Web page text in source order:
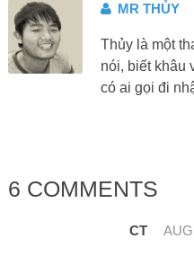
MR THỦY
Thủy là một
nói, biết khâu
có ai gọi đi
6 COMMENTS
CT